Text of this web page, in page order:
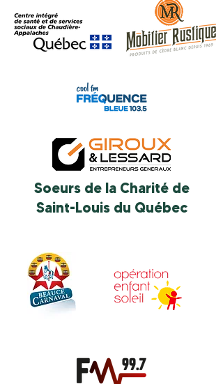
Soeurs de la Charité de
Saint-Louis du Québec